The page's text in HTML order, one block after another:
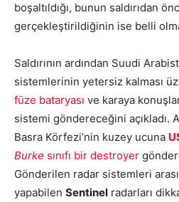
boşaltıldığı, bunun saldırıdan
gerçekleştirildiğinin ise belli
Saldırının ardından Suudi
sistemlerinin yetersiz kalması
füze bataryası ve karaya
sistemi göndereceğini açıkladı.
Basra Körfezi’nin kuzey ucuna
Burke sınıfı bir destroyer
Gönderilen radar sistemleri
yapabilen Sentinel radarları